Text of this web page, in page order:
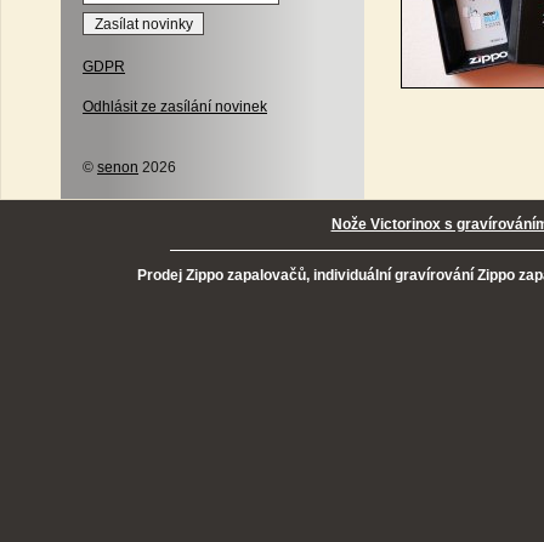
GDPR
Odhlásit ze zasílání novinek
© senon 2026
Nože Victorinox s
Prodej Zippo zapalovačů, individuální gravírování Zippo